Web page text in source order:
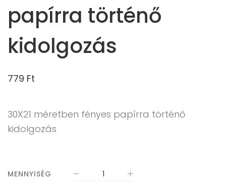
papírra történő
kidolgozás
779 Ft
30X21 méretben fényes papírra történő
kidolgozás
MENNYISÉG